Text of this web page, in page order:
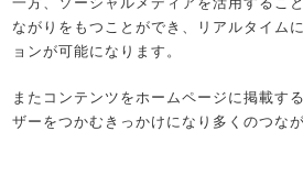
ながりをもつことができ、リアルタイム
ョンが可能になります。
またコンテンツをホームページに掲載す
ザーをつかむきっかけになり多くのつな